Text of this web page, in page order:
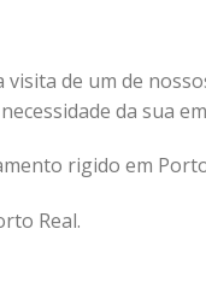
de um de
da sua
rigido em
Real.